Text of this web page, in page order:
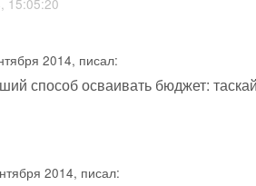
15:05:20
2014, писал:
способ осваивать бюджет:
2014, писал: